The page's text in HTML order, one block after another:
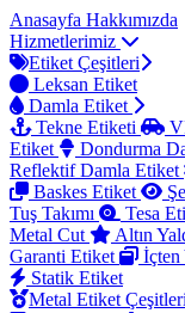
Anasayfa Hakkımızda
Hizmetlerimiz
Etiket Çeşitleri
Leksan Etiket
Damla Etiket
Tekne Etiketi
Etiket
Dondurma
Reflektif Damla Etiket
Baskes Etiket
Tuş Takımı
Tesa
Metal Cut
Altın
Garanti Etiket
İçten
Statik Etiket
Metal Etiket Çeşitleri